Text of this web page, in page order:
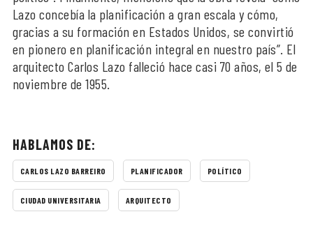
Lazo concebía la planificación a gran escala y cómo,
gracias a su formación en Estados Unidos, se convirtió
en pionero en planificación integral en nuestro país”. El
arquitecto Carlos Lazo falleció hace casi 70 años, el 5 de
noviembre de 1955.
HABLAMOS DE:
CARLOS LAZO BARREIRO PLANIFICADOR POLÍTICO
CIUDAD UNIVERSITARIA ARQUITECTO